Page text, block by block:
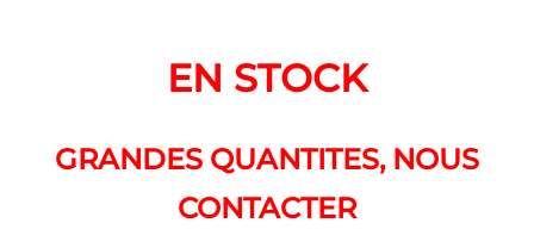
EN STOCK
GRANDES QUANTITES, NOUS
CONTACTER